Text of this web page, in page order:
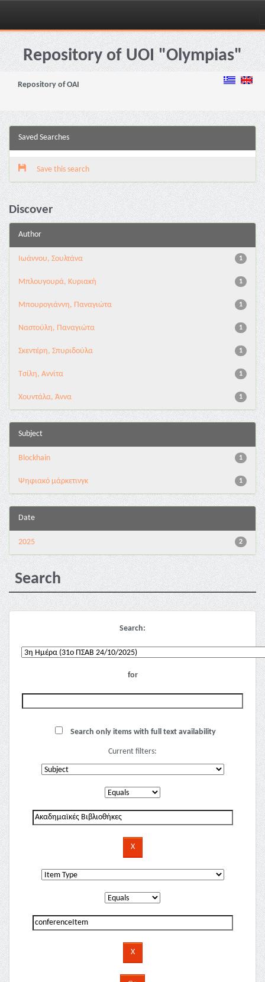
Skip
navigationRepository of UOI "Olympias"
Repository of OAI
Saved Searches
Save this search
Discover
Author
1
Ιωάννου, Σουλτάνα
1
Μπλουγουρά, Κυριακή
1
Μπουρογιάννη, Παναγιώτα
1
Ναστούλη, Παναγιώτα
1
Σκεντέρη, Σπυριδούλα
1
Τσίλη, Αννίτα
1
Χουντάλα, Άννα
Subject
1
Blockhain
1
Ψηφιακό μάρκετινγκ
Date
2
2025
Search
Search:
for
Search only items with full text availability
Current filters: